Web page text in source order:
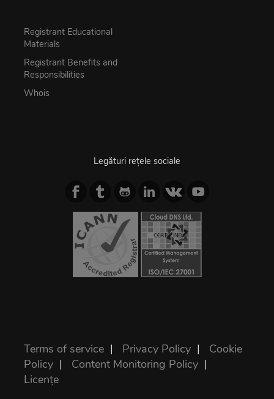
Registrant Educational
Materials
Registrant Benefits and
Responsibilities
Whois
Legături rețele sociale
Terms of service | Privacy Policy | Cookie
Policy | Content Monitoring Policy |
Licențe